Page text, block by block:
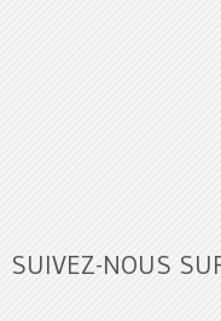
SUIVEZ-NOUS